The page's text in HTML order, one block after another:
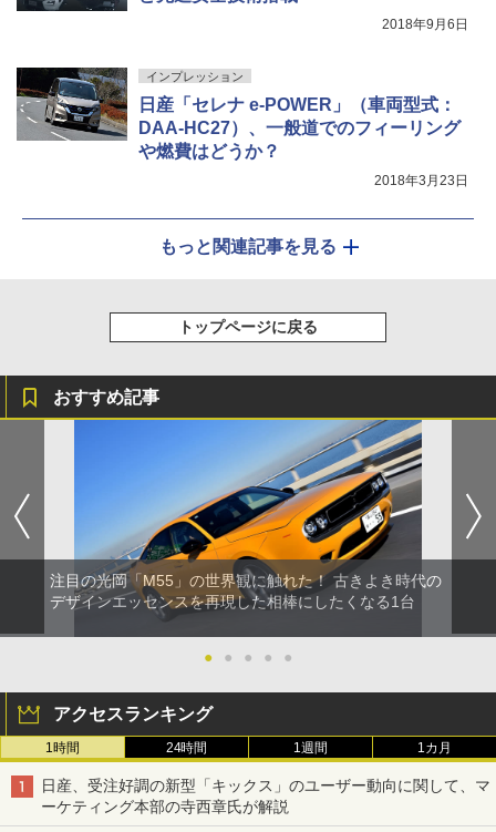
2018年9月6日
インプレッション
日産「セレナ e-POWER」（車両型式：
DAA-HC27）、一般道でのフィーリング
や燃費はどうか？
2018年3月23日
もっと関連記事を見る
トップページに戻る
おすすめ記事
注目の光岡「M55」の世界観に触れた！ 古きよき時代の
デザインエッセンスを再現した相棒にしたくなる1台
● ● ● ● ●
アクセスランキング
1時間 24時間 1週間 1カ月
日産、受注好調の新型「キックス」のユーザー動向に関して、マ
ーケティング本部の寺西章氏が解説